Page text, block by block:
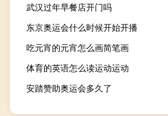
武汉过年早餐店开门吗
东京奥运会什么时候开始开播
吃元宵的元宵怎么画简笔画
体育的英语怎么读运动运动
安踏赞助奥运会多久了